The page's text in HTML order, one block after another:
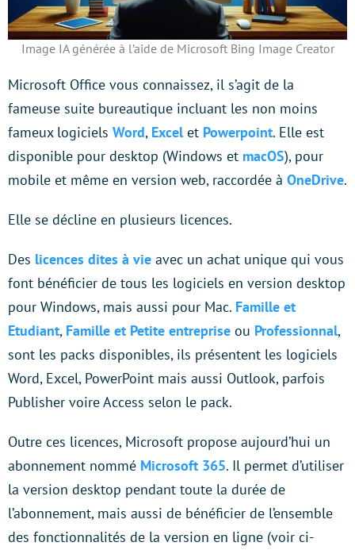
Image IA générée à l’aide de Microsoft Bing Image Creator
Microsoft Office vous connaissez, il s’agit de la
fameuse suite bureautique incluant les non moins
fameux logiciels Word, Excelet Powerpoint. Elle est
disponible pour desktop (Windows et macOS), pour
mobile et même en version web, raccordée à OneDrive.
Elle se décline en plusieurs licences.
Des licences dites à vie avec un achat unique qui vous
font bénéficier de tous les logiciels en version desktop
pour Windows, mais aussi pour Mac. Famille et
Etudiant, Famille et Petite entreprise ou Professionnal,
sont les packs disponibles, ils présentent les logiciels
Word, Excel, PowerPoint mais aussi Outlook, parfois
Publisher voire Access selon le pack.
Outre ces licences, Microsoft propose aujourd’hui un
abonnement nommé Microsoft 365. Il permet d’utiliser
la version desktop pendant toute la durée de
l’abonnement, mais aussi de bénéficier de l’ensemble
des fonctionnalités de la version en ligne (voir ci-